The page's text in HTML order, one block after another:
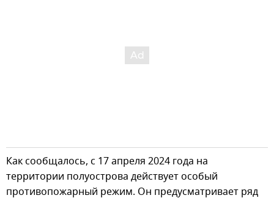
Как сообщалось, с 17 апреля 2024 года на
территории полуострова действует особый
противопожарный режим. Он предусматривает ряд